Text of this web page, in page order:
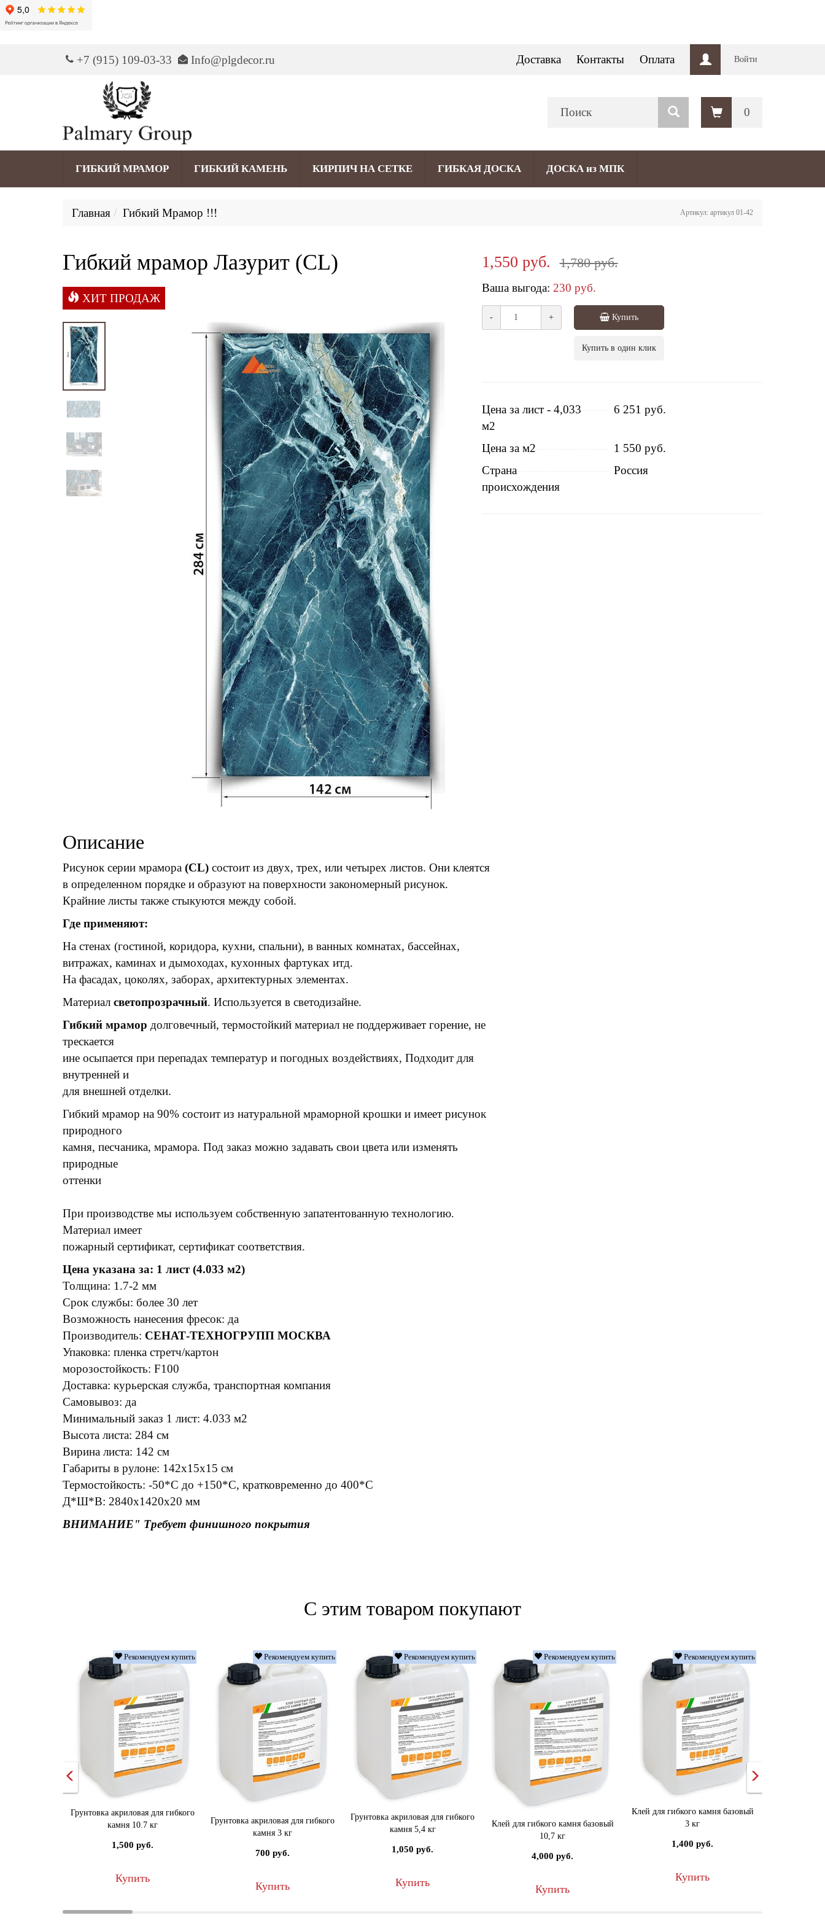
+7 (915) 109-03-33 Info@plgdecor.ru Доставка Контакты Оплата Войти
0
ГИБКИЙ МРАМОР ГИБКИЙ КАМЕНЬ КИРПИЧ НА СЕТКЕ ГИБКАЯ ДОСКА ДОСКА из МПК
Главная Гибкий Мрамор !!! Артикул: артикул 01-42
Гибкий мрамор Лазурит (CL)
ХИТ ПРОДАЖ
1,550 руб. 1,780 руб.
Ваша выгода: 230 руб.
- + Купить
Купить в один клик
Цена за лист - 4,033
м2
6 251 руб.
Цена за м2
1 550 руб.
Страна
происхождения
Россия
Описание
Рисунок серии мрамора (CL) состоит из двух, трех, или четырех листов. Они клеятся
в определенном порядке и образуют на поверхности закономерный рисунок.
Крайние листы также стыкуются между собой.
Где применяют:
На стенах (гостиной, коридора, кухни, спальни), в ванных комнатах, бассейнах,
витражах, каминах и дымоходах, кухонных фартуках итд.
На фасадах, цоколях, заборах, архитектурных элементах.
Материал светопрозрачный. Используется в светодизайне.
Гибкий мрамор долговечный, термостойкий материал не поддерживает горение, не
трескается
ине осыпается при перепадах температур и погодных воздействиях, Подходит для
внутренней и
для внешней отделки.
Гибкий мрамор на 90% состоит из натуральной мраморной крошки и имеет рисунок
природного
камня, песчаника, мрамора. Под заказ можно задавать свои цвета или изменять
природные
оттенки
При производстве мы используем собственную запатентованную технологию.
Материал имеет
пожарный сертификат, сертификат соответствия.
Цена указана за: 1 лист (4.033 м2)
Толщина: 1.7-2 мм
Срок службы: более 30 лет
Возможность нанесения фресок: да
Производитель: СЕНАТ-ТЕХНОГРУПП МОСКВА
Упаковка: пленка стретч/картон
морозостойкость: F100
Доставка: курьерская служба, транспортная компания
Самовывоз: да
Минимальный заказ 1 лист: 4.033 м2
Высота листа: 284 см
Вирина листа: 142 см
Габариты в рулоне: 142х15х15 см
Термостойкость: -50*С до +150*С, кратковременно до 400*С
Д*Ш*В: 2840х1420х20 мм
ВНИМАНИЕ" Требует финишного покрытия
С этим товаром покупают
Рекомендуем купить
Грунтовка акриловая для гибкого
камня 10.7 кг
1,500 руб.
Купить
Рекомендуем купить
Грунтовка акриловая для гибкого
камня 3 кг
700 руб.
Купить
Рекомендуем купить
Грунтовка акриловая для гибкого
камня 5,4 кг
1,050 руб.
Купить
Рекомендуем купить
Клей для гибкого камня базовый
10,7 кг
4,000 руб.
Купить
Рекомендуем купить
Клей для гибкого камня базовый
3 кг
1,400 руб.
Купить